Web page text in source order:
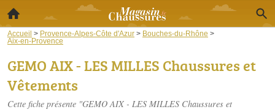
Accueil > Provence-Alpes-Côte d'Azur > Bouches-du-Rhône >
Aix-en-Provence
GEMO AIX - LES MILLES Chaussures et
Vêtements
Cette fiche présente "GEMO AIX - LES MILLES Chaussures et